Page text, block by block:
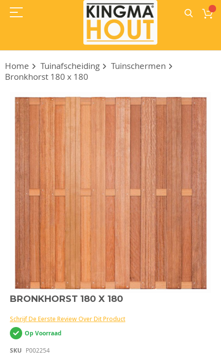
Home Tuinafscheiding
Tuinschermen
Bronkhorst 180 x 180
Ga
naar
het
einde
van
afbeeldingen-
gallerij
Ga
naar
begin
van
de
afbeeldingen-
gallerij
BRONKHORST 180 X 180
Schrijf De Eerste Review Over Dit Product
Op Voorraad
SKU P002254